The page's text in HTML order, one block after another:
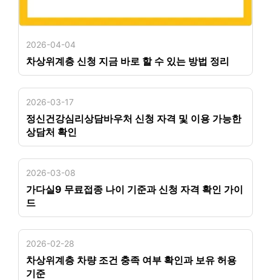
2026-04-04
차상위계층 신청 지금 바로 할 수 있는 방법 정리
2026-03-17
정신건강심리상담바우처 신청 자격 및 이용 가능한
상담처 확인
2026-03-08
가다실9 무료접종 나이 기준과 신청 자격 확인 가이
드
2026-02-28
차상위계층 차량 조건 충족 여부 확인과 보유 허용
기준